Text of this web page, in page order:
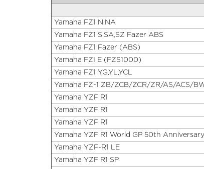
Yamaha FZ1 N,NA
Yamaha FZ1 S,SA,SZ Fazer ABS
Yamaha FZ1 Fazer (ABS)
Yamaha FZI E (FZS1000)
Yamaha FZ1 YG,YL,YCL
Yamaha FZ-1 ZB/ZCB/ZCR/ZR/AS/ACS/
Yamaha YZF R1
Yamaha YZF R1
Yamaha YZF R1
Yamaha YZF R1 World GP 50th
Yamaha YZF-R1 LE
Yamaha YZF R1 SP